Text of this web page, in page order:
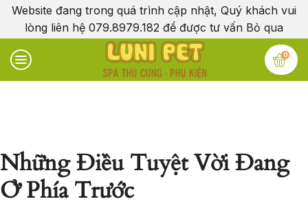
Website đang trong quá trình cập nhật, Quý khách vui
lòng liên hệ 079.8979.182 để được tư vấn Bỏ qua
0
Những Điều Tuyệt Vời Đang
Ở Phía Trước